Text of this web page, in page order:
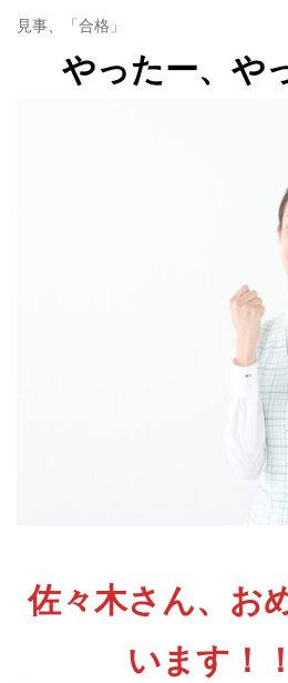
見事、「合格」
やったー、や
佐々木さん、お
います！！